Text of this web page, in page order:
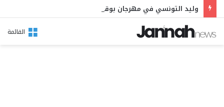
القائمة